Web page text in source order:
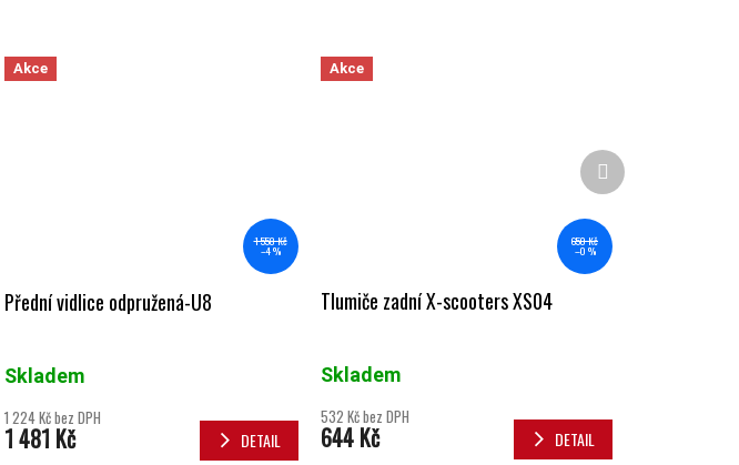
Akce
1 558 Kč
–4 %
Přední vidlice odpružená-U8
Skladem
1 224 Kč bez DPH
1 481 Kč DETAIL
Akce
650 Kč
–0 %
Tlumiče zadní X-scooters XS04
Skladem
532 Kč bez DPH
644 Kč DETAIL
Další produkt